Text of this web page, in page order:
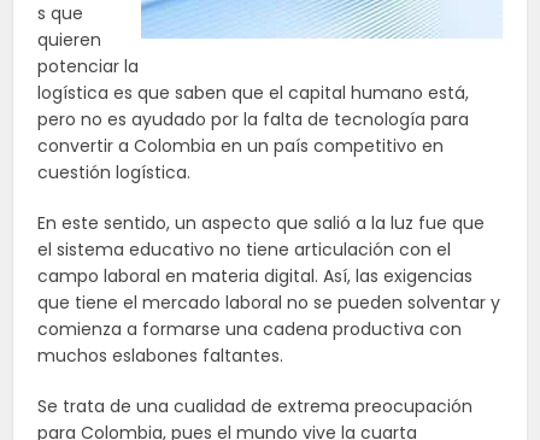
s que
quieren
potenciar la
logística es que saben que el capital humano está,
pero no es ayudado por la falta de tecnología para
convertir a Colombia en un país competitivo en
cuestión logística.
En este sentido, un aspecto que salió a la luz fue que
el sistema educativo no tiene articulación con el
campo laboral en materia digital. Así, las exigencias
que tiene el mercado laboral no se pueden solventar y
comienza a formarse una cadena productiva con
muchos eslabones faltantes.
Se trata de una cualidad de extrema preocupación
para Colombia, pues el mundo vive la cuarta